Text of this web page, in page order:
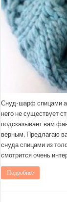
Снуд-шарф спицами
него не существует
подсказывает вам
верным. Предлагаю
снуда спицами из
смотрится очень
Подробнее